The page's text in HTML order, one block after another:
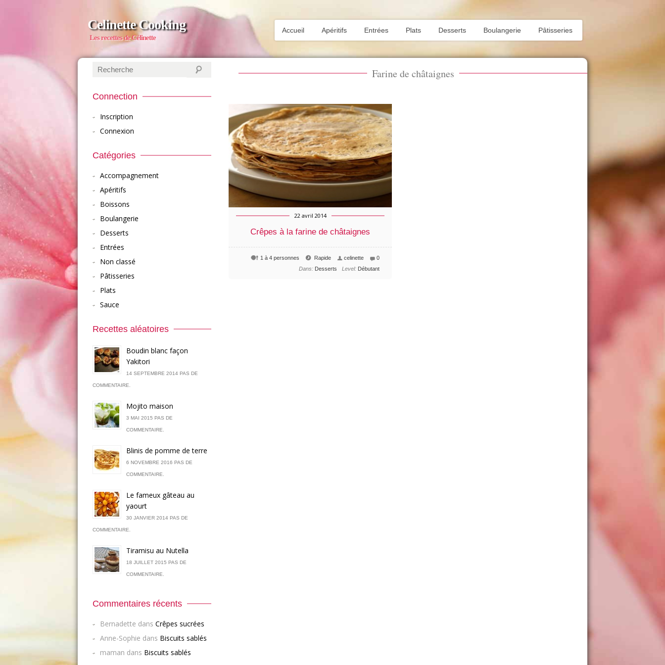
Celinette Cooking
Les recettes de Célinette
Accueil Apéritifs Entrées Plats Desserts Boulangerie Pâtisseries
Farine de châtaignes
22 avril 2014
Crêpes à la farine de châtaignes
0
celinette
Rapide
1 à 4 personnes
Level: Débutant
Dans: Desserts
Connection
Inscription
Connexion
Catégories
Accompagnement
Apéritifs
Boissons
Boulangerie
Desserts
Entrées
Non classé
Pâtisseries
Plats
Sauce
Recettes aléatoires
Boudin blanc façon
Yakitori
14 SEPTEMBRE 2014 PAS DE
COMMENTAIRE.
Mojito maison
3 MAI 2015 PAS DE
COMMENTAIRE.
Blinis de pomme de terre
6 NOVEMBRE 2016 PAS DE
COMMENTAIRE.
Le fameux gâteau au
yaourt
30 JANVIER 2014 PAS DE
COMMENTAIRE.
Tiramisu au Nutella
18 JUILLET 2015 PAS DE
COMMENTAIRE.
Commentaires récents
Bernadette dans Crêpes sucrées
Anne-Sophie dans Biscuits sablés
maman dans Biscuits sablés